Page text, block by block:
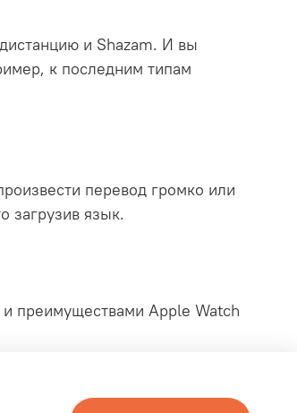
и Shazam. И вы
к последним типам
перевод громко или
загрузив язык.
преимуществами Apple Watch